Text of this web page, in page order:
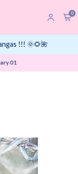
0
!!! 🌞🌻🌺
01